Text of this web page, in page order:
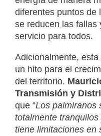
diferentes puntos de
se reducen las fallas
servicio para todos.
Adicionalmente,
un hito para el
del territorio.
Transmisión y
que “Los palmiranos
totalmente
tiene limitaciones en